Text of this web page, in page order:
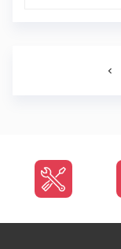
navigate_next